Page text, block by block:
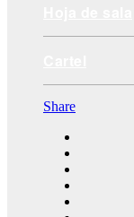
Share